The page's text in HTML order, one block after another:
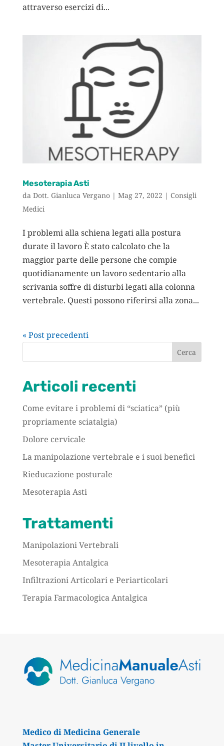
attraverso esercizi di...
Mesoterapia Asti
da Dott. Gianluca Vergano| Mag 27, 2022 | Consigli
Medici
I problemi alla schiena legati alla postura
durate il lavoro È stato calcolato che la
maggior parte delle persone che compie
quotidianamente un lavoro sedentario alla
scrivania soffre di disturbi legati alla colonna
vertebrale. Questi possono riferirsi alla zona...
« Post precedenti
Cerca
Articoli recenti
Come evitare i problemi di “sciatica” (più
propriamente sciatalgia)
Dolore cervicale
La manipolazione vertebrale e i suoi benefici
Rieducazione posturale
Mesoterapia Asti
Trattamenti
Manipolazioni Vertebrali
Mesoterapia Antalgica
Infiltrazioni Articolari e Periarticolari
Terapia Farmacologica Antalgica
Medico di Medicina Generale